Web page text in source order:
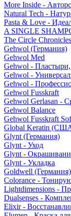
More Inside -
Natural Tech -
Pasta & Love -
A SINGLE
The Circle
Gehwol (Германия)
Gehwol Med
Gehwol - Пластыри,
Gehwol -
Gehwol -
Gehwol Fusskraft
Gehwol Gerlasan -
Gehwol Balance
Gehwol Fusskraft
Global Keratin
Glynt (Германия)
Glynt - Уход
Glynt -
Glynt - Укладка
Goldwell (Германия)
Colorance -
Lightdimensions -
Dualsenses -
Elixir -